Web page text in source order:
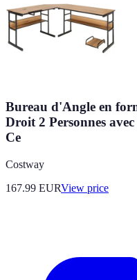
Bureau d'Angle en
Droit 2 Personnes
Ce
Costway
167.99 EURView price